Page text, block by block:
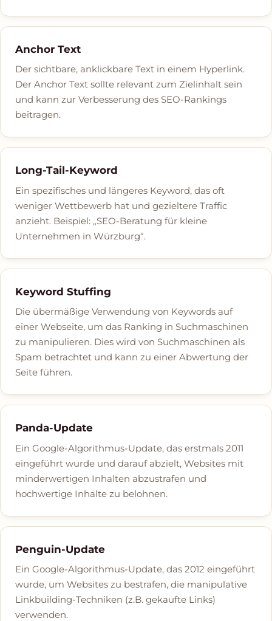
Anchor Text
Der sichtbare, anklickbare Text in einem Hyperlink.
Der Anchor Text sollte relevant zum Zielinhalt sein
und kann zur Verbesserung des SEO-Rankings
beitragen.
Long-Tail-Keyword
Ein spezifisches und längeres Keyword, das oft
weniger Wettbewerb hat und gezieltere Traffic
anzieht. Beispiel: „SEO-Beratung für kleine
Unternehmen in Würzburg“.
Keyword Stuffing
Die übermäßige Verwendung von Keywords auf
einer Webseite, um das Ranking in Suchmaschinen
zu manipulieren. Dies wird von Suchmaschinen als
Spam betrachtet und kann zu einer Abwertung der
Seite führen.
Panda-Update
Ein Google-Algorithmus-Update, das erstmals 2011
eingeführt wurde und darauf abzielt, Websites mit
minderwertigen Inhalten abzustrafen und
hochwertige Inhalte zu belohnen.
Penguin-Update
Ein Google-Algorithmus-Update, das 2012 eingeführt
wurde, um Websites zu bestrafen, die manipulative
Linkbuilding-Techniken (z.B. gekaufte Links)
verwenden.